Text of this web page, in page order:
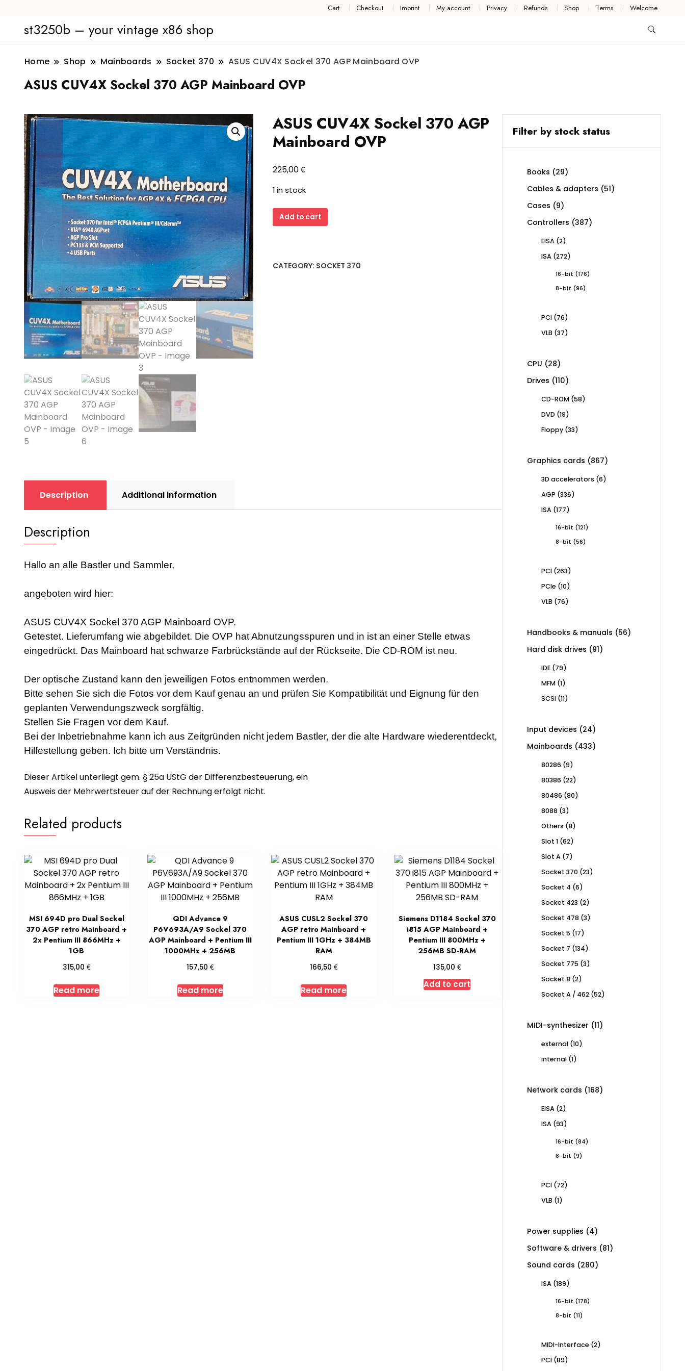
Cart Checkout Imprint My account Privacy Refunds Shop Terms Welcome
st3250b – your vintage x86 shop
Home Shop Mainboards Socket 370 ASUS CUV4X Sockel 370 AGP Mainboard OVP
ASUS CUV4X Sockel 370 AGP Mainboard OVP
ASUS CUV4X Sockel 370 AGP
Mainboard OVP
225,00€
1 in stock
ASUS
CUV4X
AGP
Add to cart
CATEGORY: SOCKET 370
Description Additional information
Description
Hallo an alle Bastler und Sammler,
angeboten wird hier:
ASUS CUV4X Sockel 370 AGP Mainboard OVP.
Getestet. Lieferumfang wie abgebildet. Die OVP hat Abnutzungsspuren und in ist an einer Stelle etwas
eingedrückt. Das Mainboard hat schwarze Farbrückstände auf der Rückseite. Die CD-ROM ist neu.
Der optische Zustand kann den jeweiligen Fotos entnommen werden.
Bitte sehen Sie sich die Fotos vor dem Kauf genau an und prüfen Sie Kompatibilität und Eignung für den
geplanten Verwendungszweck sorgfältig.
Stellen Sie Fragen vor dem Kauf.
Bei der Inbetriebnahme kann ich aus Zeitgründen nicht jedem Bastler, der die alte Hardware wiederentdeckt,
Hilfestellung geben. Ich bitte um Verständnis.
Dieser Artikel unterliegt gem. § 25a UStG der Differenzbesteuerung, ein
Ausweis der Mehrwertsteuer auf der Rechnung erfolgt nicht.
Related products
MSI 694D pro Dual Sockel
370 AGP retro Mainboard +
2x Pentium III 866MHz +
1GB
315,00 €
Read more
QDI Advance 9
P6V693A/A9 Sockel 370
AGP Mainboard + Pentium III
1000MHz + 256MB
157,50 €
Read more
ASUS CUSL2 Sockel 370
AGP retro Mainboard +
Pentium III 1GHz + 384MB
RAM
166,50 €
Read more
Siemens D1184 Sockel 370
i815 AGP Mainboard +
Pentium III 800MHz +
256MB SD-RAM
135,00 €
Add to cart
Filter by stock status
Books 2929
Cables & adapters 5151
Cases 99
products
Controllers 387387
EISA 22
ISA 272272
16-bit 176176
8-bit 9696
PCI 7676
VLB 3737
CPU 2828
products
Drives 110110
CD-ROM 5858
DVD 1919
Floppy 3333
Graphics cards 867867
3D accelerators 66
AGP 336336
ISA 177177
16-bit 121121
8-bit 5656
PCI 263263
PCIe 1010
VLB 7676
Handbooks & manuals 5656
Hard disk drives 9191
IDE 7979
MFM 11
SCSI 1111
Input devices 2424
products
Mainboards 433433
80286 99
80386 2222
80486 8080
8088 33
Others 88
Slot 1 6262
Slot A 77
Socket 370 2323
Socket 4 66
Socket 423 22
Socket 478 33
Socket 5 1717
Socket 7 134134
Socket 775 33
Socket 8 22
Socket A / 462 5252
MIDI-synthesizer 1111
external 1010
internal 11
Network cards 168168
EISA 22
ISA 9393
16-bit 8484
8-bit 99
PCI 7272
VLB 11
Power supplies 44
products
Software & drivers 8181
Sound cards 280280
ISA 189189
16-bit 178178
8-bit 1111
MIDI-Interface 22
PCI 8989